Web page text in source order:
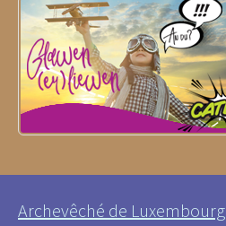
Archevêché de Luxembourg